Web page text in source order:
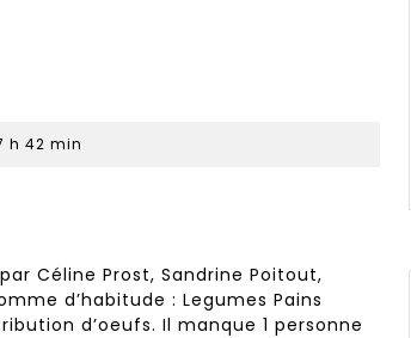
h 42 min
Céline Prost, Sandrine Poitout,
d’habitude : Legumes Pains
d’oeufs. Il manque 1 personne